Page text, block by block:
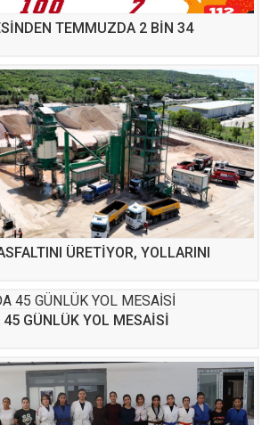
TEMMUZDA 2 BİN 34
ÜRETİYOR, YOLLARINI
45 GÜNLÜK YOL MESAİSİ